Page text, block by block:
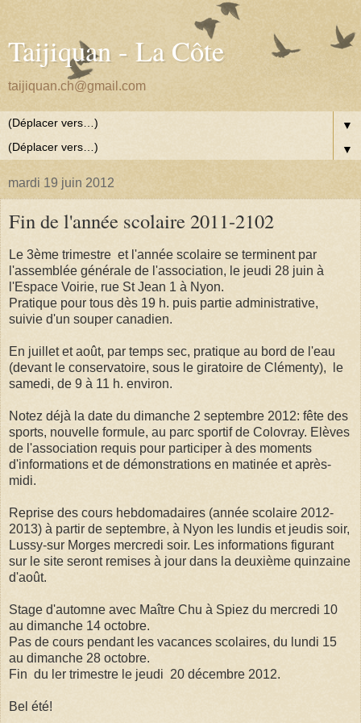
Taijiquan - La Côte
taijiquan.ch@gmail.com
▼
▼
mardi 19 juin 2012
Fin de l'année scolaire 2011-2102
Le 3ème trimestre et l'année scolaire se terminent par
l'assemblée générale de l'association, le jeudi 28 juin à
l'Espace Voirie, rue St Jean 1 à Nyon.
Pratique pour tous dès 19 h. puis partie administrative,
suivie d'un souper canadien.
En juillet et août, par temps sec, pratique au bord de l'eau
(devant le conservatoire, sous le giratoire de Clémenty), le
samedi, de 9 à 11 h. environ.
Notez déjà la date du dimanche 2 septembre 2012: fête des
sports, nouvelle formule, au parc sportif de Colovray. Elèves
de l'association requis pour participer à des moments
d'informations et de démonstrations en matinée et après-
midi.
Reprise des cours hebdomadaires (année scolaire 2012-
2013) à partir de septembre, à Nyon les lundis et jeudis soir,
Lussy-sur Morges mercredi soir. Les informations figurant
sur le site seront remises à jour dans la deuxième quinzaine
d'août.
Stage d'automne avec Maître Chu à Spiez du mercredi 10
au dimanche 14 octobre.
Pas de cours pendant les vacances scolaires, du lundi 15
au dimanche 28 octobre.
Fin du ler trimestre le jeudi 20 décembre 2012.
Bel été!